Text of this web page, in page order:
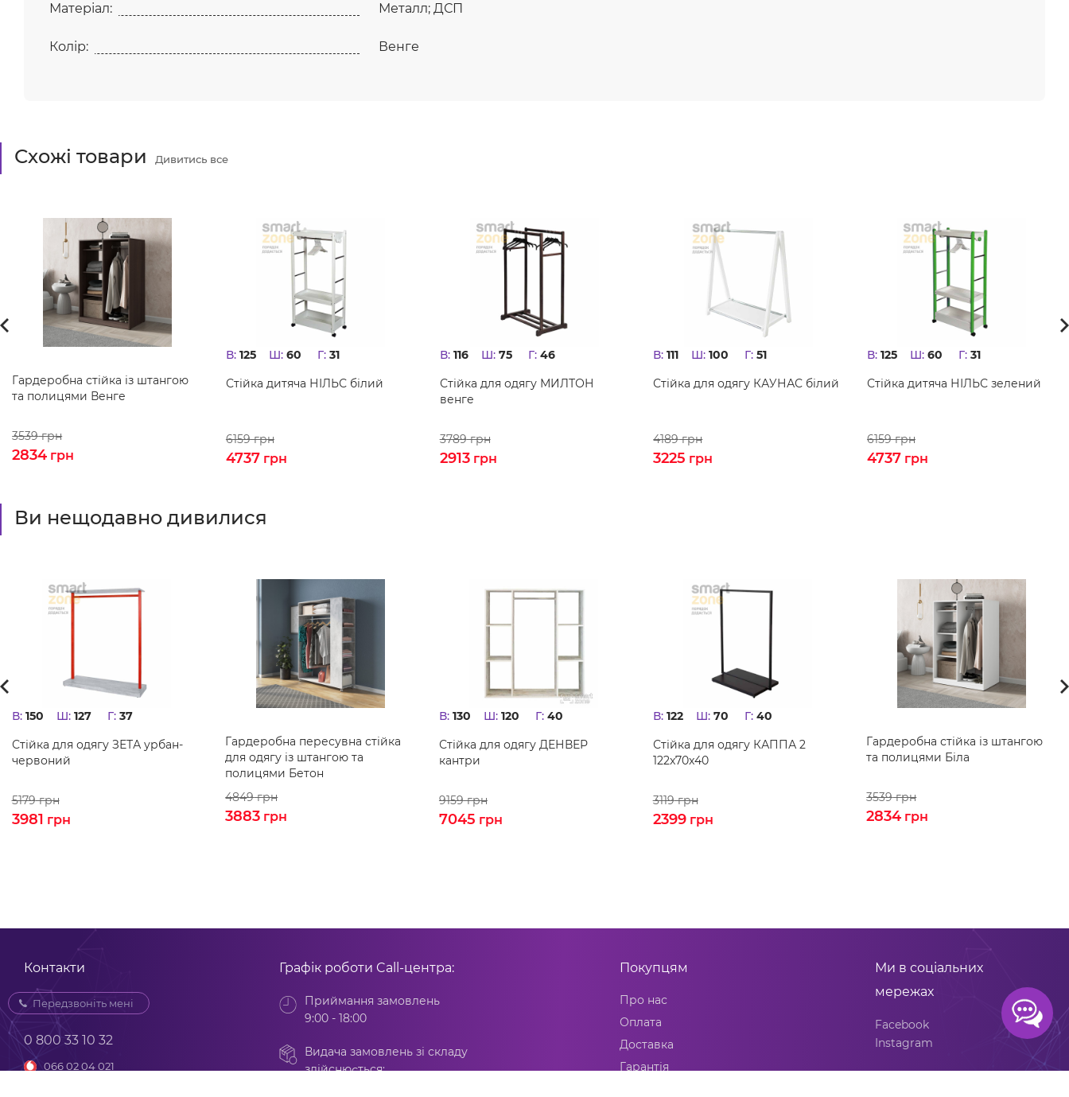
Матеріал: Металл; ДСП
Колір: Венге
Схожі товари Дивитись все
Гардеробна стійка із штангою
та полицями Венге
3539грн
2834 грн
В: 125 Ш: 60 Г: 31
Стійка дитяча НІЛЬС білий
6159грн
4737грн
В: 116 Ш: 75 Г: 46
Стійка для одягу МИЛТОН
венге
3789грн
2913грн
В: 111 Ш: 100 Г: 51
Стійка для одягу КАУНАС білий
4189грн
3225 грн
В: 125 Ш: 60 Г: 31
Стійка дитяча НІЛЬС зелений
6159грн
4737 грн
Ви нещодавно дивилися
В: 150 Ш: 127 Г: 37
Стійка для одягу ЗЕТА урбан-
червоний
5179грн
3981 грн
Гардеробна пересувна стійка
для одягу із штангою та
полицями Бетон
4849грн
3883 грн
В: 130 Ш: 120 Г: 40
Стійка для одягу ДЕНВЕР
кантри
9159грн
7045 грн
В: 122 Ш: 70 Г: 40
Стійка для одягу КАППА 2
122x70x40
3119грн
2399грн
Гардеробна стійка із штангою
та полицями Біла
3539грн
2834 грн
Контакти
Передзвоніть мені
0 800 33 10 32
066 02 04 021
Графік роботи Call-центра:
Приймання замовлень
9:00 - 18:00
Видача замовлень зі складу
здійснюється:
Покупцям
Про нас
Оплата
Доставка
Гарантія
Ми в соціальних
мережах
Facebook
Instagram